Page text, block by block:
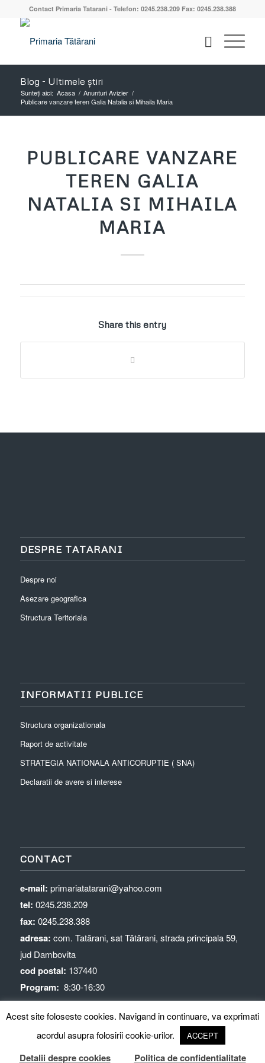
Contact Primaria Tatarani - Telefon: 0245.238.209 Fax: 0245.238.388
Blog - Ultimele știri
Sunteți aici: Acasa / Anunturi Avizier /
Publicare vanzare teren Galia Natalia si Mihaila Maria
PUBLICARE VANZARE
TEREN GALIA
NATALIA SI MIHAILA
MARIA
Share this entry
DESPRE TATARANI
Despre noi
Asezare geografica
Structura Teritoriala
INFORMATII PUBLICE
Structura organizationala
Raport de activitate
STRATEGIA NATIONALA ANTICORUPTIE ( SNA)
Declaratii de avere si interese
CONTACT
e-mail: primariatatarani@yahoo.com
tel: 0245.238.209
fax: 0245.238.388
adresa: com. Tatărani, sat Tătărani, strada principala 59,
jud Dambovita
cod postal: 137440
Program: 8:30-16:30
© Copyright - Primaria Tătărani precizari GDPR
Acest site foloseste cookies. Navigand in continuare, va exprimati
acordul asupra folosirii cookie-urilor.
ACCEPT
Detalii despre cookies Politica de confidentialitate